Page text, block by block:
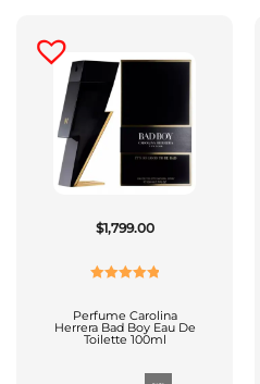
$1,799.00
Con5.00De
5
Perfume Carolina
Herrera Bad Boy Eau De
Toilette 100ml